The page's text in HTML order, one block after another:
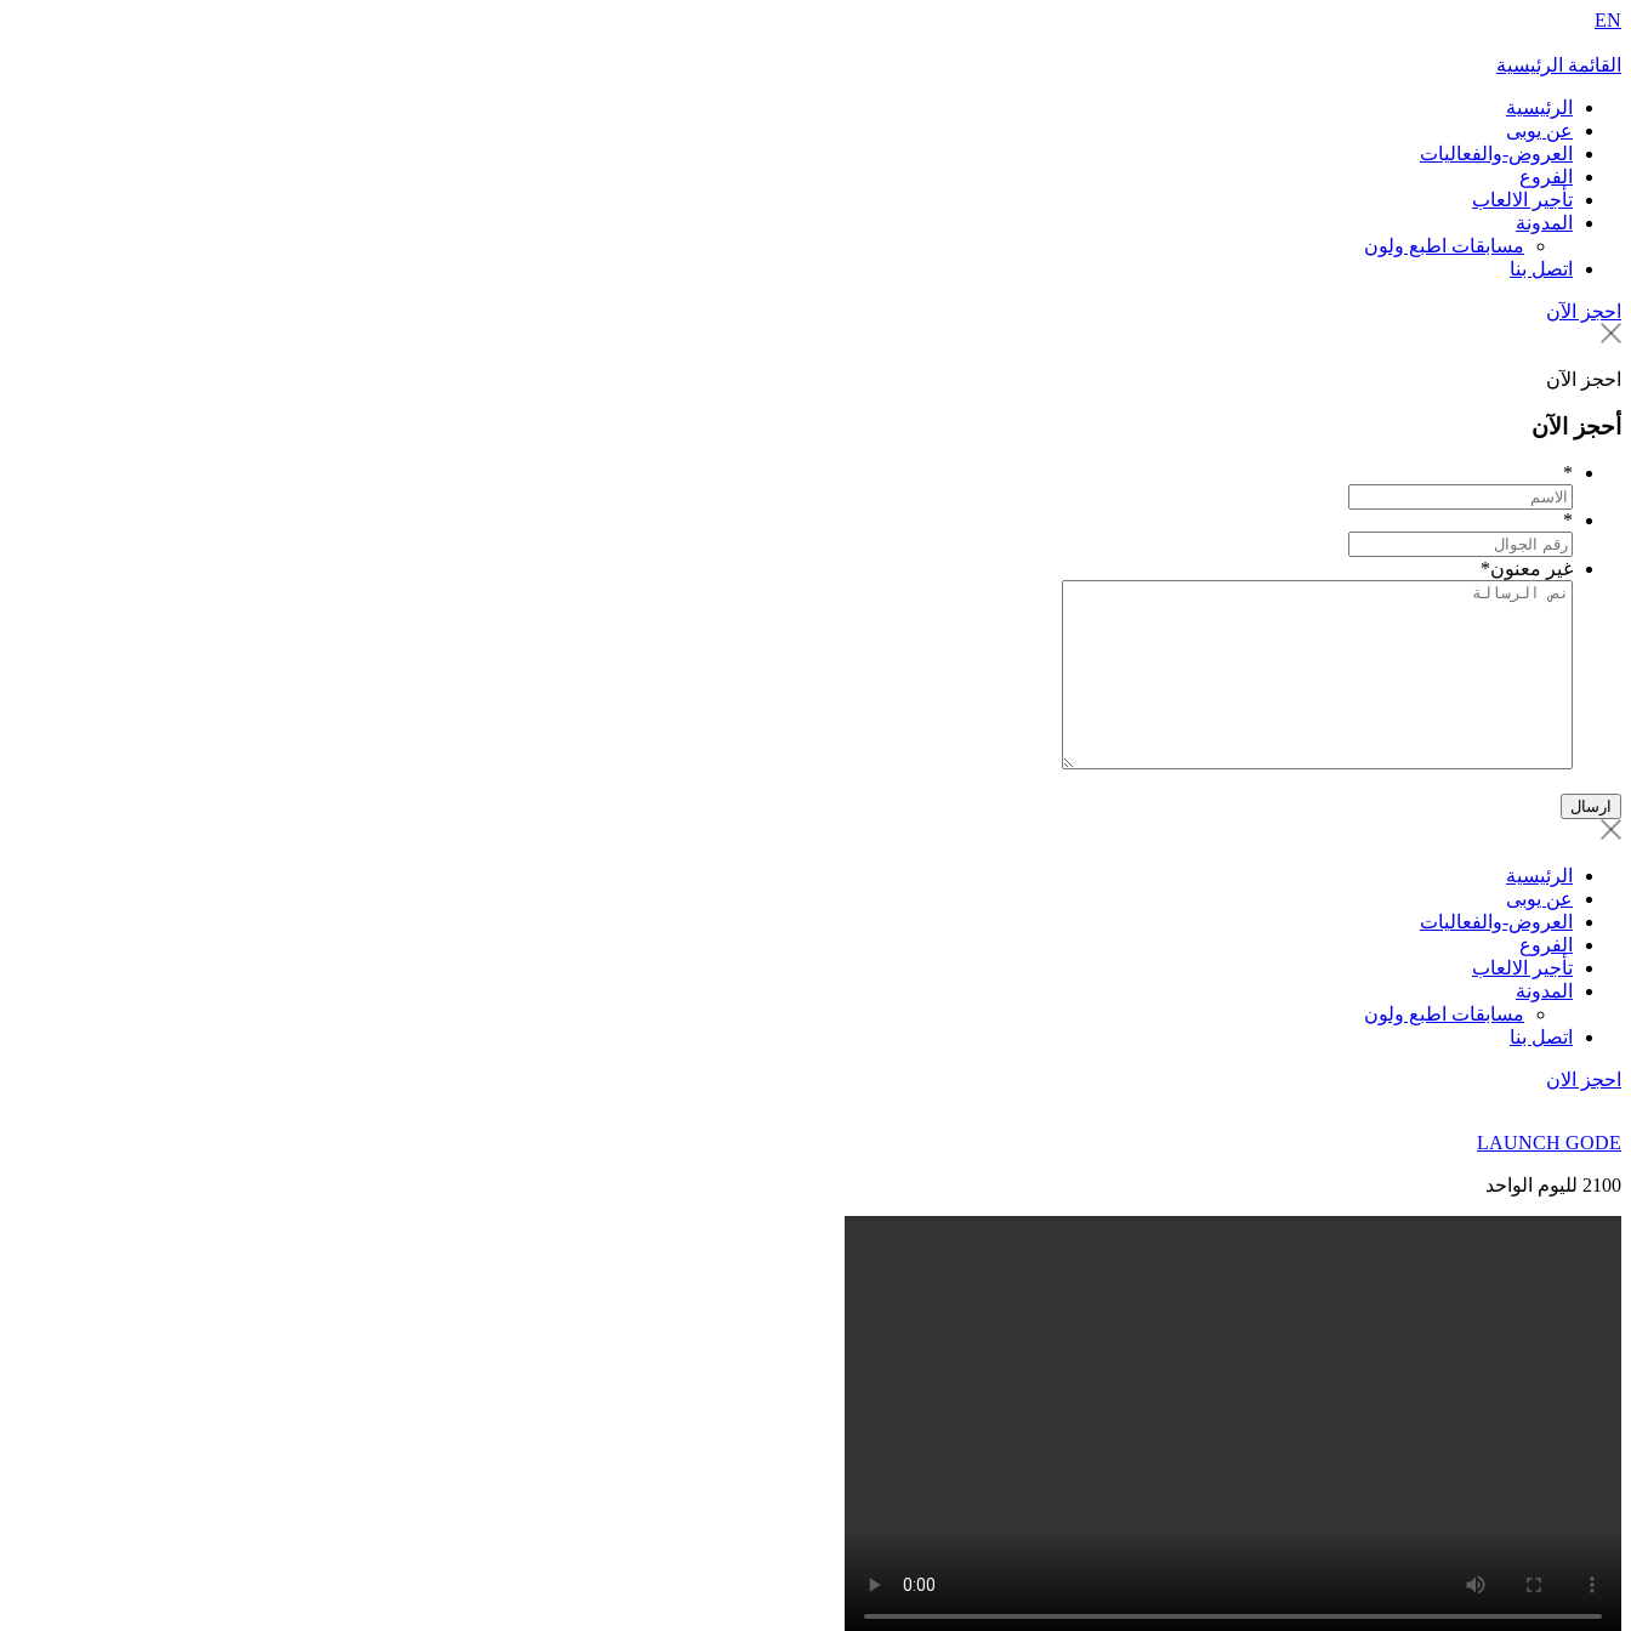
EN
القائمة الرئيسية
الرئيسية
عن يوبى
العروض-والفعاليات
الفروع
تأجير الالعاب
المدونة
مسابقات اطبع ولون
اتصل بنا
احجز الآن
احجز الآن
أحجز الآن
*
*
غير معنون*
الرئيسية
عن يوبى
العروض-والفعاليات
الفروع
تأجير الالعاب
المدونة
مسابقات اطبع ولون
اتصل بنا
احجز الان
LAUNCH GODE
2100 لليوم الواحد